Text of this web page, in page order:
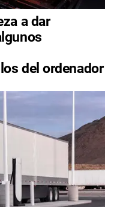
a dar
del ordenador